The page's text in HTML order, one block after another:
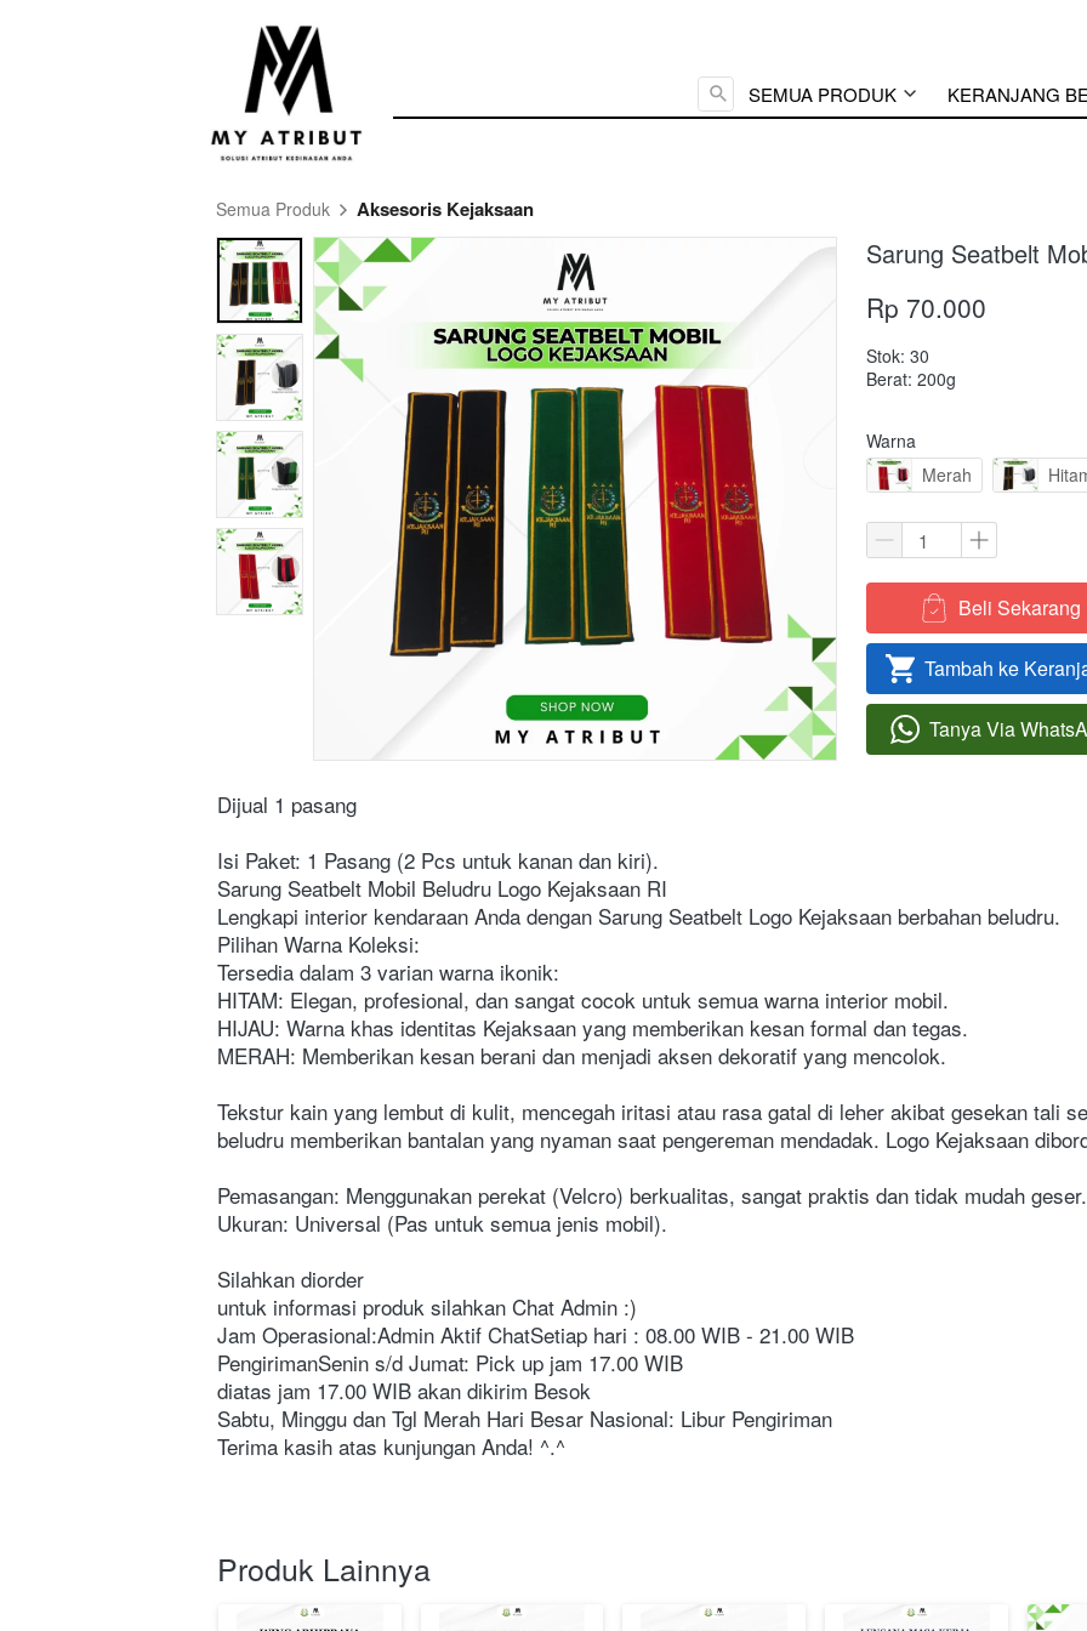
Cari ...
SEMUA PRODUK KERANJANG
Semua Produk Aksesoris Kejaksaan
Sarung Seatbelt
Rp 70.000
Stok: 30
Berat: 200g
Warna
Merah
` Beli Sekarang
` Tambah ke
` Tanya Via
Dijual 1 pasang
Isi Paket: 1 Pasang (2 Pcs untuk kanan dan kiri).
Sarung Seatbelt Mobil Beludru Logo Kejaksaan RI
Lengkapi interior kendaraan Anda dengan Sarung Seatbelt Logo Kejaksaan berbahan beludru.
Pilihan Warna Koleksi:
Tersedia dalam 3 varian warna ikonik:
HITAM: Elegan, profesional, dan sangat cocok untuk semua warna interior mobil.
HIJAU: Warna khas identitas Kejaksaan yang memberikan kesan formal dan tegas.
MERAH: Memberikan kesan berani dan menjadi aksen dekoratif yang mencolok.
Tekstur kain yang lembut di kulit, mencegah iritasi atau rasa gatal di leher akibat gesekan tali
beludru memberikan bantalan yang nyaman saat pengereman mendadak. Logo Kejaksaan
Pemasangan: Menggunakan perekat (Velcro) berkualitas, sangat praktis dan tidak mudah geser.
Ukuran: Universal (Pas untuk semua jenis mobil).
Silahkan diorder
untuk informasi produk silahkan Chat Admin :)
Jam Operasional:Admin Aktif ChatSetiap hari : 08.00 WIB - 21.00 WIB
PengirimanSenin s/d Jumat: Pick up jam 17.00 WIB
diatas jam 17.00 WIB akan dikirim Besok
Sabtu, Minggu dan Tgl Merah Hari Besar Nasional: Libur Pengiriman
Terima kasih atas kunjungan Anda! ^.^
Produk Lainnya